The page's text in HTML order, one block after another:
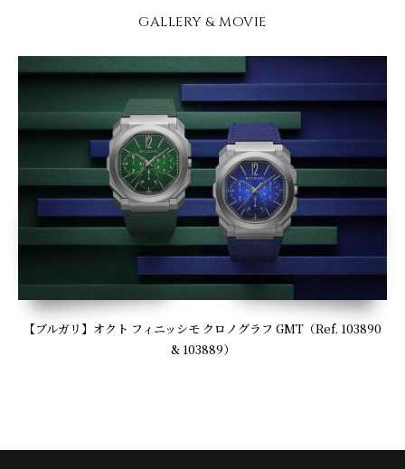
GALLERY & MOVIE
【ブルガリ】オクト フィニッシモ クロノグラフ GMT（Ref. 103890
& 103889）